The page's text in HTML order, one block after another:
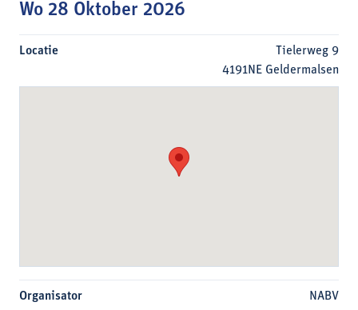
Wo 28 Oktober 2026
Locatie
Tielerweg 9
4191NE Geldermalsen
Organisator NABV